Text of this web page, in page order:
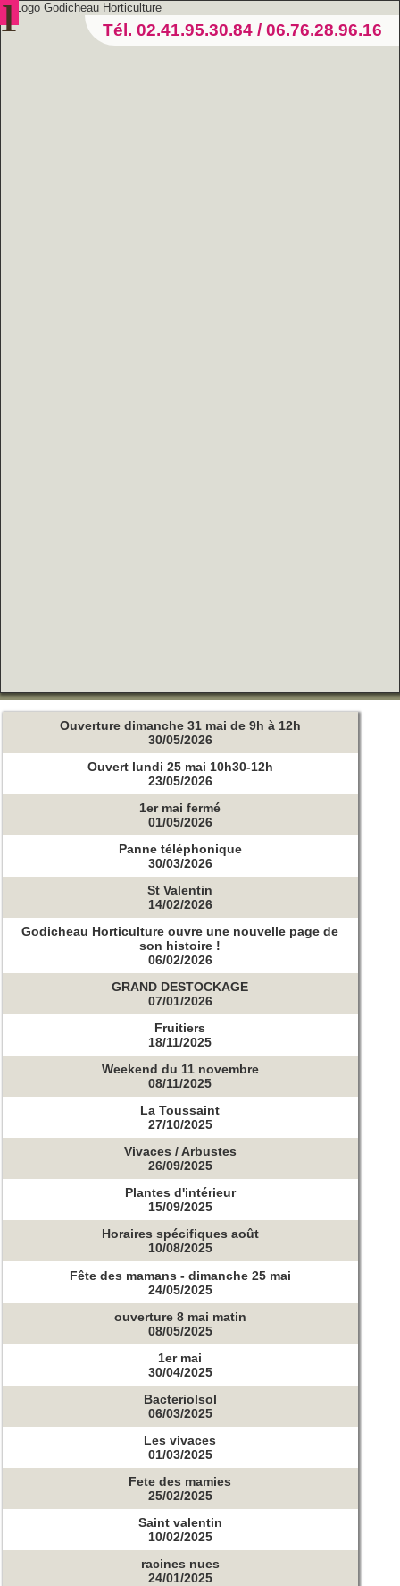
Tél. 02.41.95.30.84 / 06.76.28.96.16
Ouverture dimanche 31 mai de 9h à 12h
30/05/2026
Ouvert lundi 25 mai 10h30-12h
23/05/2026
1er mai fermé
01/05/2026
Panne téléphonique
30/03/2026
St Valentin
14/02/2026
Godicheau Horticulture ouvre une nouvelle page de
son histoire !
06/02/2026
GRAND DESTOCKAGE
07/01/2026
Fruitiers
18/11/2025
Weekend du 11 novembre
08/11/2025
La Toussaint
27/10/2025
Vivaces / Arbustes
26/09/2025
Plantes d'intérieur
15/09/2025
Horaires spécifiques août
10/08/2025
Fête des mamans - dimanche 25 mai
24/05/2025
ouverture 8 mai matin
08/05/2025
1er mai
30/04/2025
Bacteriolsol
06/03/2025
Les vivaces
01/03/2025
Fete des mamies
25/02/2025
Saint valentin
10/02/2025
racines nues
24/01/2025